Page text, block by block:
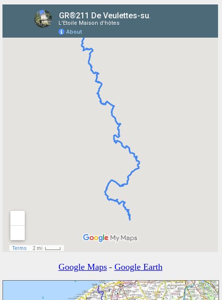
Google Maps - Google Earth